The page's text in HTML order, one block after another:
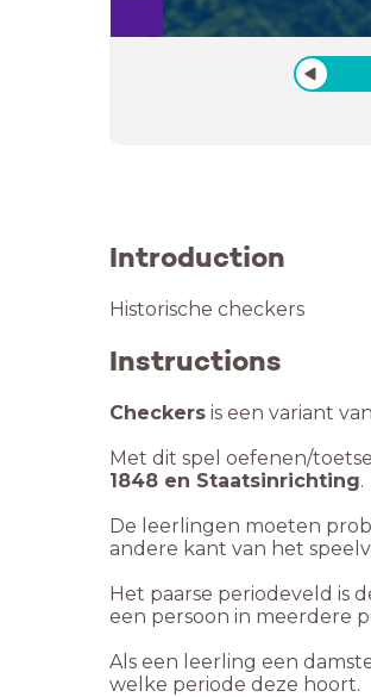
Introduction
Historische checkers
Instructions
Checkers is een variant
Met dit spel oefenen/
1848 en Staatsinrichting.
De leerlingen moeten
andere kant van het
Het paarse periodeveld is
een persoon in meerdere
Als een leerling een
welke periode deze hoort.